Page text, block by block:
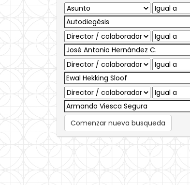
Comenzar nueva busqueda